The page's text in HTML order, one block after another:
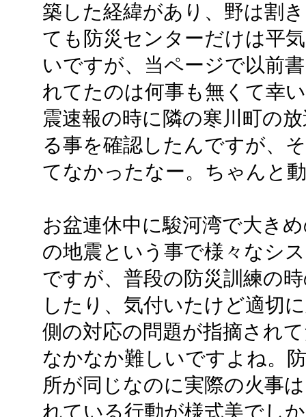
築した経緯があり、野は割
ても防災センターだけは平
いですが、当ページで以前
れてたのは何事も無くて幸
震速報の時に隣の寒川町の
る事を確認したんですが、
てなかったなー。ちゃんと
お盆連休中に駿河湾で大き
の地震という事で様々なシ
ですが、普段の防災訓練の
したり、気付いたけど適切
側の対応の問題が指摘され
なかなか難しいですよね。
所が同じなのに実際の火事
れている行動が様式美でし